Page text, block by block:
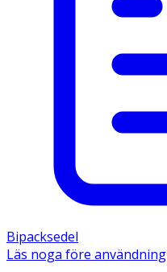
Bipacksedel
Läs noga före användning